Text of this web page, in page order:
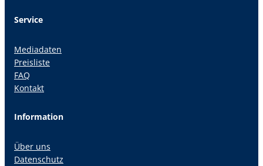
Service
Mediadaten
Preisliste
FAQ
Kontakt
Information
Über uns
Datenschutz